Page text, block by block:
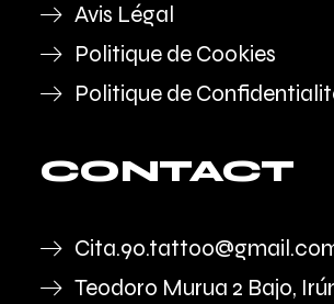
Avis Légal
Politique de Cookies
Politique de
CONTACT
Teodoro Murua 2 Bajo,